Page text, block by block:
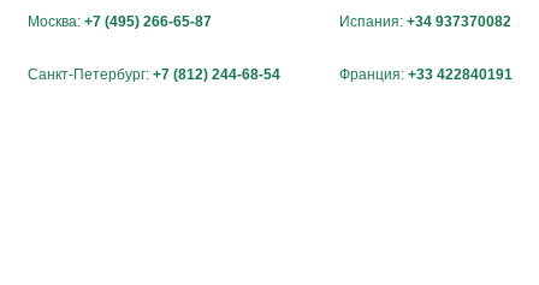
Москва: +7 (495) 266-65-87 Испания: +34 937370082
Санкт-Петербург: +7 (812) 244-68-54 Франция: +33 422840191